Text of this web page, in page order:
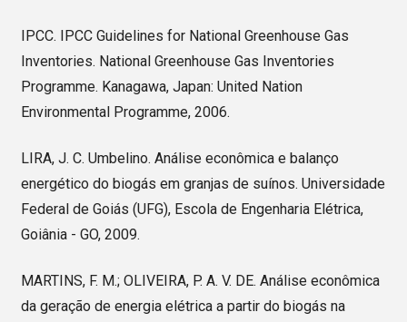
IPCC. IPCC Guidelines for National Greenhouse Gas
Inventories. National Greenhouse Gas Inventories
Programme. Kanagawa, Japan: United Nation
Environmental Programme, 2006.
LIRA, J. C. Umbelino. Análise econômica e balanço
energético do biogás em granjas de suínos. Universidade
Federal de Goiás (UFG), Escola de Engenharia Elétrica,
Goiânia - GO, 2009.
MARTINS, F. M.; OLIVEIRA, P. A. V. DE. Análise econômica
da geração de energia elétrica a partir do biogás na